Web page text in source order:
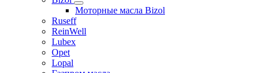
Моторные масла Bizol
Ruseff
ReinWell
Lubex
Opet
Lopal